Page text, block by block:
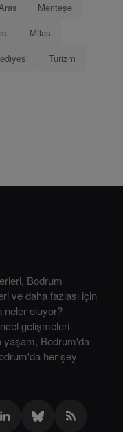
Menteşe
Milas
Turizm
Bodrum
ve daha fazlası için
neler oluyor?
gelişmeleri
yaşam, Bodrum'da
her şey